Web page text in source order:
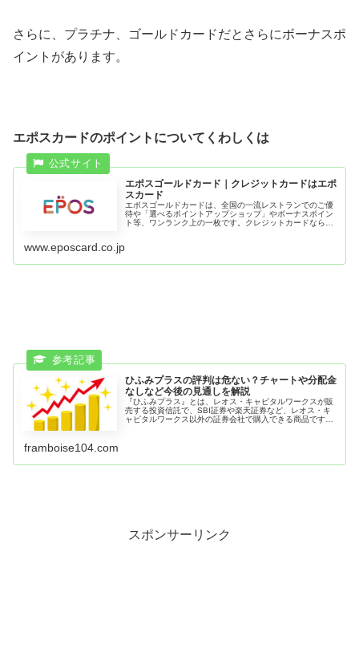
さらに、プラチナ、ゴールドカードだとさらにボーナスポ
イントがあります。
エポスカードのポイントについてくわしくは
エポスゴールドカード｜クレジットカードはエポ
スカード
エポスゴールドカードは、全国の一流レストランでのご優
待や「選べるポイントアップショップ」やボーナスポイン
ト等、ワンランク上の一枚です。クレジットカードならエ
www.eposcard.co.jp
ひふみプラスの評判は危ない？チャートや分配金
なしなど今後の見通しを解説
『ひふみプラス』とは、レオス・キャピタルワークスが販
売する投資信託で、SBI証券や楽天証券など、レオス・キ
ャピタルワークス以外の証券会社で購入できる商品です。
framboise104.com
スポンサーリンク